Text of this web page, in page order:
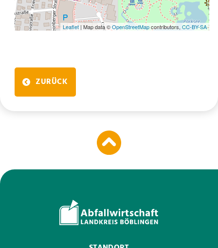
Leaflet | Map data ©OpenStreetMapcontributors, CC-BY-SA
ZURÜCK